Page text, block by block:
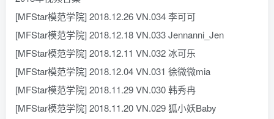
[MFStar模范学院] 2018.12.26 VN.034 李可可
[MFStar模范学院] 2018.12.18 VN.033 Jennanni_Jen
[MFStar模范学院] 2018.12.11 VN.032 冰可乐
[MFStar模范学院] 2018.12.04 VN.031 徐微微mia
[MFStar模范学院] 2018.11.29 VN.030 韩秀冉
[MFStar模范学院] 2018.11.20 VN.029 狐小妖Baby